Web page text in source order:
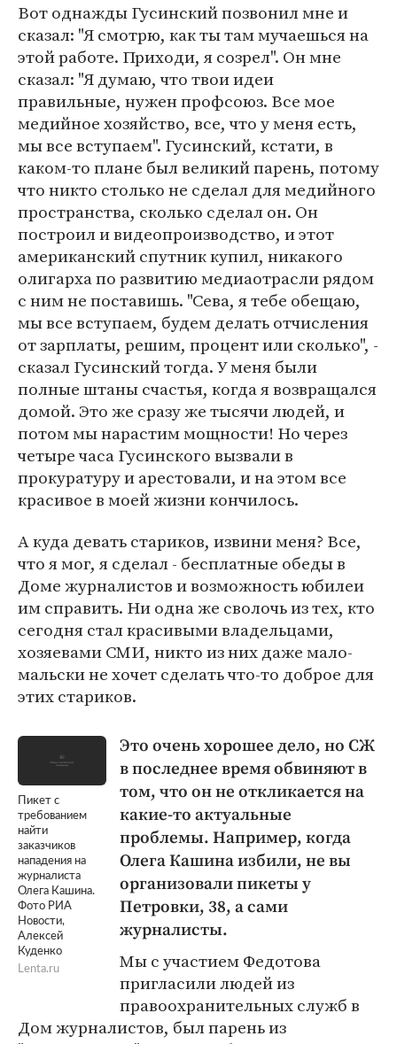
Вот однажды Гусинский позвонил мне и
сказал: "Я смотрю, как ты там мучаешься на
этой работе. Приходи, я созрел". Он мне
сказал: "Я думаю, что твои идеи
правильные, нужен профсоюз. Все мое
медийное хозяйство, все, что у меня есть,
мы все вступаем". Гусинский, кстати, в
каком-то плане был великий парень, потому
что никто столько не сделал для медийного
пространства, сколько сделал он. Он
построил и видеопроизводство, и этот
американский спутник купил, никакого
олигарха по развитию медиаотрасли рядом
с ним не поставишь. "Сева, я тебе обещаю,
мы все вступаем, будем делать отчисления
от зарплаты, решим, процент или сколько", -
сказал Гусинский тогда. У меня были
полные штаны счастья, когда я возвращался
домой. Это же сразу же тысячи людей, и
потом мы нарастим мощности! Но через
четыре часа Гусинского вызвали в
прокуратуру и арестовали, и на этом все
красивое в моей жизни кончилось.
А куда девать стариков, извини меня? Все,
что я мог, я сделал - бесплатные обеды в
Доме журналистов и возможность юбилеи
им справить. Ни одна же сволочь из тех, кто
сегодня стал красивыми владельцами,
хозяевами СМИ, никто из них даже мало-
мальски не хочет сделать что-то доброе для
этих стариков.
Пикет с
требованием
найти
заказчиков
нападения на
журналиста
Олега Кашина.
Фото РИА
Новости,
Алексей
Куденко
Lenta.ru
Это очень хорошее дело, но СЖ
в последнее время обвиняют в
том, что он не откликается на
какие-то актуальные
проблемы. Например, когда
Олега Кашина избили, не вы
организовали пикеты у
Петровки, 38, а сами
журналисты.
Мы с участием Федотова
пригласили людей из
правоохранительных служб в
Дом журналистов, был парень из